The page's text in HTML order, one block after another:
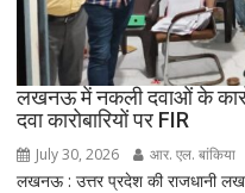
लखनऊ में नकली दवाओं के
दवा कारोबारियों पर FIR
July 30, 2026 आर. एल. बांकिया
लखनऊ : उत्तर प्रदेश की राजधानी